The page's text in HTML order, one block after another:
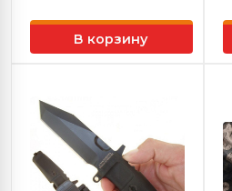
В корзину